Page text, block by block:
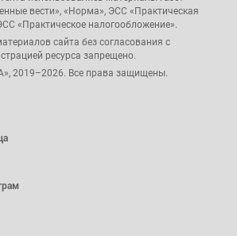
вести», «Норма», ЭСС «Практическая
«Практическое налогообложение».
сайта без согласования с
ресурса запрещено.
2019–2026. Все права защищены.